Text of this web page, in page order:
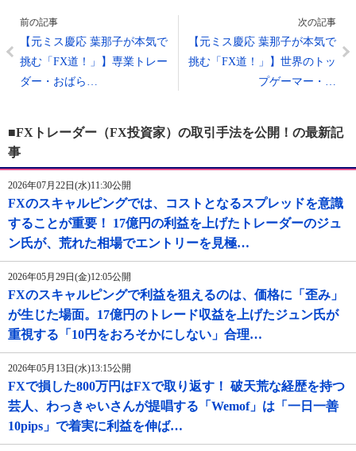
前の記事
【元ミス慶応 葉那子が本気で
挑む「FX道！」】専業トレー
ダー・おばら…
次の記事
【元ミス慶応 葉那子が本気で
挑む「FX道！」】世界のトッ
プゲーマー・…
■FXトレーダー（FX投資家）の取引手法を公開！の最新記
事
2026年07月22日(水)11:30公開
FXのスキャルピングでは、コストとなるスプレッドを意識
することが重要！ 17億円の利益を上げたトレーダーのジュ
ン氏が、荒れた相場でエントリーを見極…
2026年05月29日(金)12:05公開
FXのスキャルピングで利益を狙えるのは、価格に「歪み」
が生じた場面。17億円のトレード収益を上げたジュン氏が
重視する「10円をおろそかにしない」合理…
2026年05月13日(水)13:15公開
FXで損した800万円はFXで取り返す！ 破天荒な経歴を持つ
芸人、わっきゃいさんが提唱する「Wemof」は「一日一善
10pips」で着実に利益を伸ば…